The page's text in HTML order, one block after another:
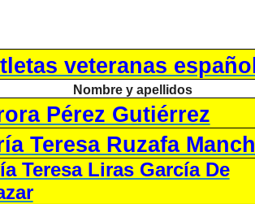
veteranas
Nombre y apellidos
Pérez Gutiérrez
Teresa Ruzafa
Teresa Liras García De